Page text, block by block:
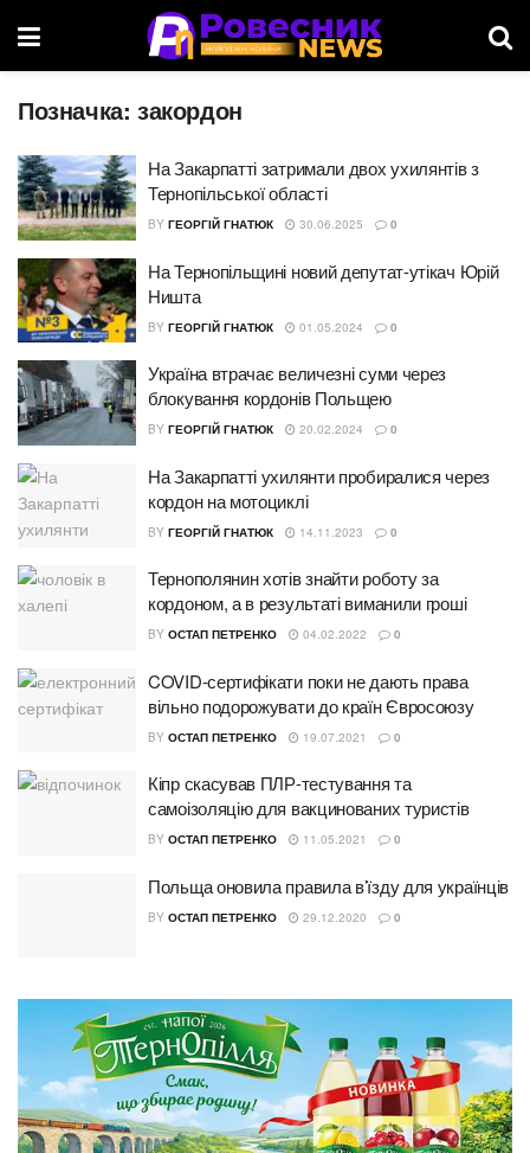
Позначка: закордон
На Закарпатті затримали двох ухилянтів з
Тернопільської області
BY ГЕОРГІЙ ГНАТЮК 30.06.2025 0
На Тернопільщині новий депутат-утікач Юрій
Ништа
BY ГЕОРГІЙ ГНАТЮК 01.05.2024 0
Україна втрачає величезні суми через
блокування кордонів Польщею
BY ГЕОРГІЙ ГНАТЮК 20.02.2024 0
На Закарпатті ухилянти пробиралися через
кордон на мотоциклі
BY ГЕОРГІЙ ГНАТЮК 14.11.2023 0
Тернополянин хотів знайти роботу за
кордоном, а в результаті виманили гроші
BY ОСТАП ПЕТРЕНКО 04.02.2022 0
COVID-сертифікати поки не дають права
вільно подорожувати до країн Євросоюзу
BY ОСТАП ПЕТРЕНКО 19.07.2021 0
Кіпр скасував ПЛР-тестування та
самоізоляцію для вакцинованих туристів
BY ОСТАП ПЕТРЕНКО 11.05.2021 0
Польща оновила правила в’їзду для українців
BY ОСТАП ПЕТРЕНКО 29.12.2020 0